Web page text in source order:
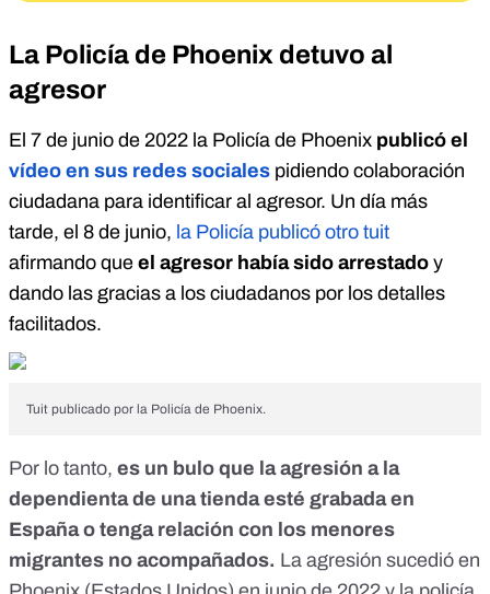
La Policía de Phoenix detuvo al
agresor
El 7 de junio de 2022 la Policía de Phoenix publicó el
vídeo en sus redes sociales pidiendo colaboración
ciudadana para identificar al agresor. Un día más
tarde, el 8 de junio, la Policía publicó otro tuit
afirmando que el agresor había sido arrestado y
dando las gracias a los ciudadanos por los detalles
facilitados.
Tuit publicado por la Policía de Phoenix.
Por lo tanto, es un bulo que la agresión a la
dependienta de una tienda esté grabada en
España o tenga relación con los menores
migrantes no acompañados. La agresión sucedió en